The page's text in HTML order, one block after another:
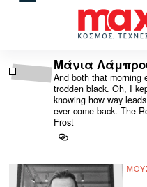
Μάνια
And both that morning
trodden black. Oh, I
knowing how way
ever come back. The
Frost